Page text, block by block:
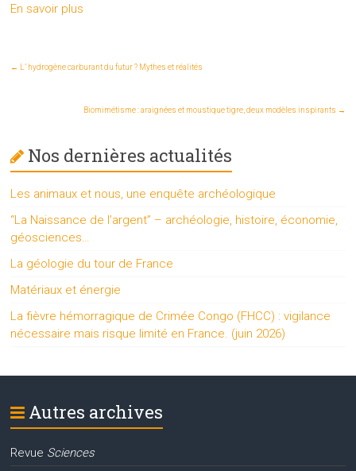
En savoir plus
← L’ hydrogène carburant du futur ? Mythes et réalités
Biomimétisme : araignées et moustique tigre, deux modèles inspirants →
Nos dernières actualités
Les animaux et nous, une enquête archéologique
“La Naissance de l’argent” – archéologie, histoire, économie,
géosciences…
La géologie du tour de France
Matériaux et énergie
La fièvre hémorragique de Crimée Congo (FHCC) : vigilance
nécessaire mais risque limité en France. (juin 2026)
Autres archives
Revue Sciences